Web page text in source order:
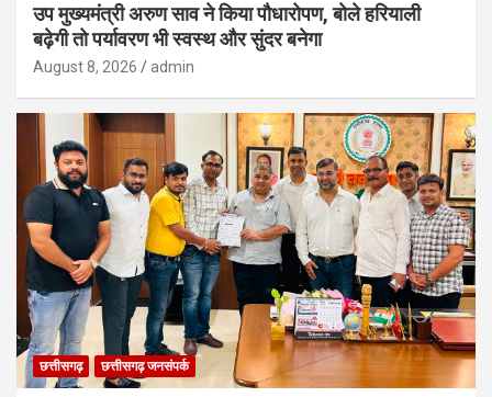
उप मुख्यमंत्री अरुण साव ने किया पौधारोपण, बोले हरियाली
बढ़ेगी तो पर्यावरण भी स्वस्थ और सुंदर बनेगा
August 8, 2026 admin
छत्तीसगढ़ छत्तीसगढ़ जनसंपर्क